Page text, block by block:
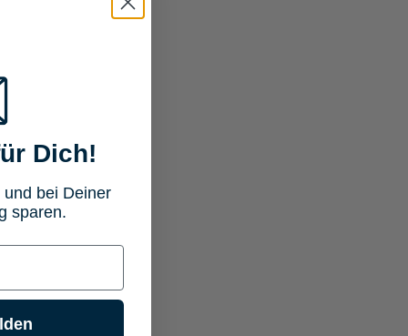
Dich!
bei Deiner
sparen.